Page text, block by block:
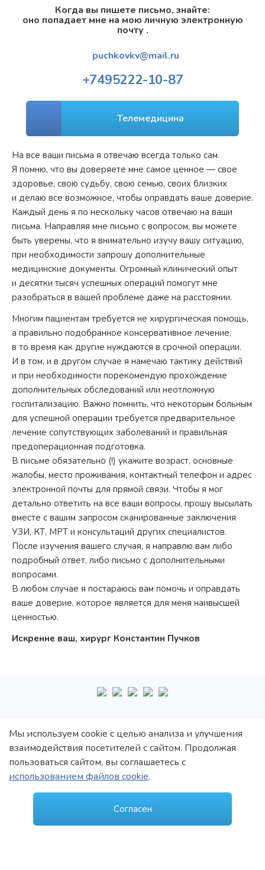
Мы используем cookie с целью анализа и улучшения
взаимодействия посетителей с сайтом. Продолжая
пользоваться сайтом, вы соглашаетесь с
использованием файлов cookie.
Согласен
Когда вы пишете письмо, знайте:
оно попадает мне на мою личную электронную
почту .
puchkovkv@mail.ru
+7495222-10-87
Телемедицина
На все ваши письма я отвечаю всегда только сам.
Я помню, что вы доверяете мне самое ценное — свое
здоровье, свою судьбу, свою семью, своих близких
и делаю все возможное, чтобы оправдать ваше доверие.
Каждый день я по нескольку часов отвечаю на ваши
письма. Направляя мне письмо с вопросом, вы можете
быть уверены, что я внимательно изучу вашу ситуацию,
при необходимости запрошу дополнительные
медицинские документы. Огромный клинический опыт
и десятки тысяч успешных операций помогут мне
разобраться в вашей проблеме даже на расстоянии.
Многим пациентам требуется не хирургическая помощь,
а правильно подобранное консервативное лечение,
в то время как другие нуждаются в срочной операции.
И в том, и в другом случае я намечаю тактику действий
и при необходимости порекомендую прохождение
дополнительных обследований или неотложную
госпитализацию. Важно помнить, что некоторым больным
для успешной операции требуется предварительное
лечение сопутствующих заболеваний и правильная
предоперационная подготовка.
В письме обязательно (!) укажите возраст, основные
жалобы, место проживания, контактный телефон и адрес
электронной почты для прямой связи. Чтобы я мог
детально ответить на все ваши вопросы, прошу высылать
вместе с вашим запросом сканированные заключения
УЗИ, КТ, МРТ и консультаций других специалистов.
После изучения вашего случая, я направлю вам либо
подробный ответ, либо письмо с дополнительными
вопросами.
В любом случае я постараюсь вам помочь и оправдать
ваше доверие, которое является для меня наивысшей
ценностью.
Искренне ваш, хирург Константин Пучков
ООО «Новые технологии Плюс»
здравоохранения г.Москвы
+7 495 222-10-87
Политика обработки персональных данных
Политика конфиденциальности
Пользовательское соглашение